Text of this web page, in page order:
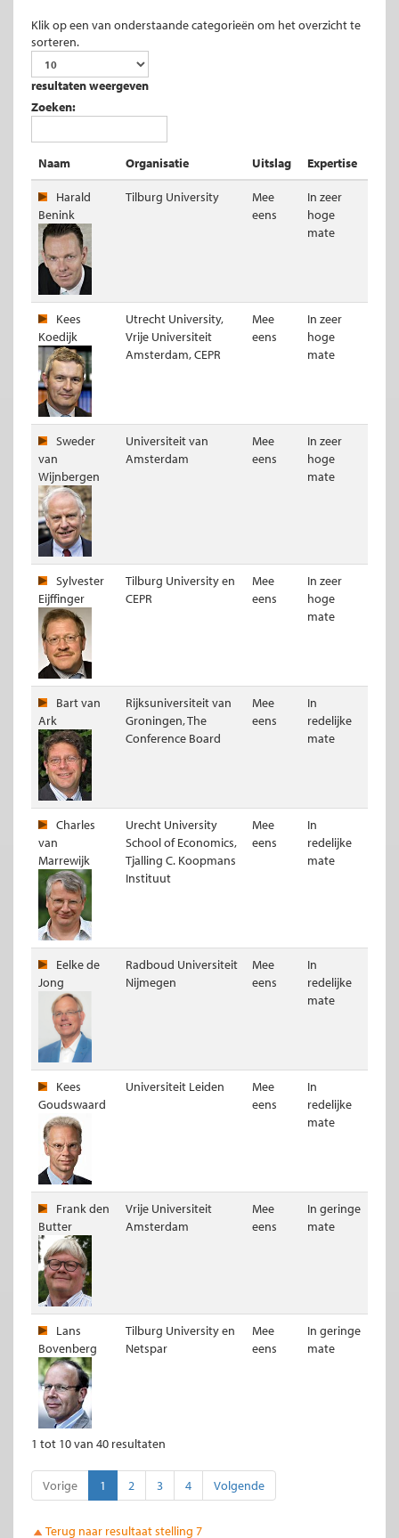
Klik op een van onderstaande categorieën om het overzicht te
sorteren.
resultaten weergeven
Zoeken:
Naam Organisatie Uitslag Expertise
Harald
Benink
Tilburg University
Mee
eens
In zeer
hoge
mate
Kees
Koedijk
Utrecht University,
Vrije Universiteit
Amsterdam, CEPR
Mee
eens
In zeer
hoge
mate
Sweder
van
Wijnbergen
Universiteit van
Amsterdam
Mee
eens
In zeer
hoge
mate
Sylvester
Eijffinger
Tilburg University en
CEPR
Mee
eens
In zeer
hoge
mate
Bart van
Ark
Rijksuniversiteit van
Groningen, The
Conference Board
Mee
eens
In
redelijke
mate
Charles
van
Marrewijk
Urecht University
School of Economics,
Tjalling C. Koopmans
Instituut
Mee
eens
In
redelijke
mate
Eelke de
Jong
Radboud Universiteit
Nijmegen
Mee
eens
In
redelijke
mate
Kees
Goudswaard
Universiteit Leiden
Mee
eens
In
redelijke
mate
Frank den
Butter
Vrije Universiteit
Amsterdam
Mee
eens
In geringe
mate
Lans
Bovenberg
Tilburg University en
Netspar
Mee
eens
In geringe
mate
1 tot 10 van 40 resultaten
Vorige 1 2 3 4 Volgende
Terug naar resultaat stelling 7